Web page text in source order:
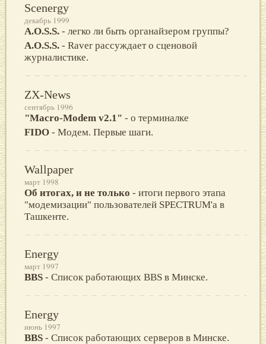
Scenergy
декабрь 1999
A.O.S.S. - легко ли быть органайзером группы?
A.O.S.S. - Raver рассуждает о сценовой
журналистике.
ZX-News
сентябрь 1996
"Macro-Modem v2.1" - о терминалке
FIDO - Модем. Первые шаги.
Wallpaper
март 1998
Об итогах, и не только - итоги пеpвого этапа
"модемизации" пользователей SPECTRUM'а в
Ташкенте.
Energy
март 1997
BBS - Список работающих BBS в Минске.
Energy
июнь 1997
BBS - Список работающих серверов в Минске.